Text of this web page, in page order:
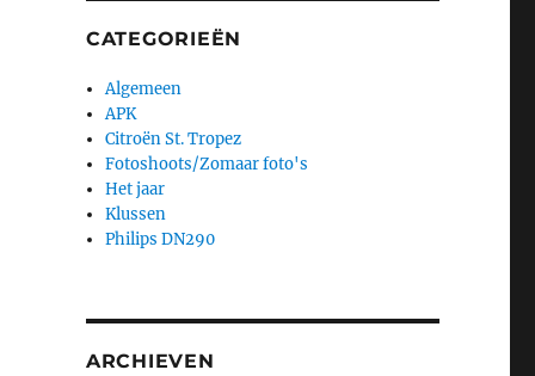
CATEGORIEËN
Algemeen
APK
Citroën St. Tropez
Fotoshoots/Zomaar foto's
Het jaar
Klussen
Philips DN290
ARCHIEVEN